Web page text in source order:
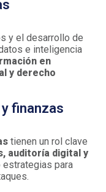
y el desarrollo de
e inteligencia
en
y derecho
finanzas
tienen un rol clave
auditoría digital y
estrategias para